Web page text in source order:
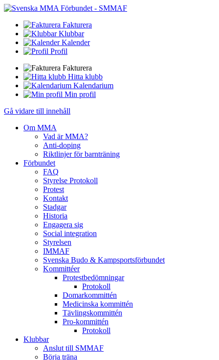
Fakturera
Klubbar
Kalender
Profil
Fakturera
Hitta klubb
Kalendarium
Min profil
Gå vidare till innehåll
Om MMA
Vad är MMA?
Anti-doping
Riktlinjer för barnträning
Förbundet
FAQ
Styrelse Protokoll
Protest
Kontakt
Stadgar
Historia
Engagera sig
Social integration
Styrelsen
IMMAF
Svenska Budo & Kampsportsförbundet
Kommittéer
Protestbedömningar
Protokoll
Domarkommittén
Medicinska kommittén
Tävlingskommittén
Pro-kommittén
Protokoll
Klubbar
Anslut till SMMAF
Börja träna